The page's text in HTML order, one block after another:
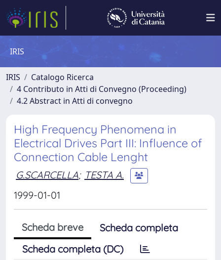
IRIS
IRIS
Catalogo Ricerca
4 Contributo in Atti di Convegno (Proceeding)
4.2 Abstract in Atti di convegno
High Frequency Phenomena in
Electrical Drives Part III: Influence of
Connection Cable Lenght
G.SCARCELLA; TESTA A.
1999-01-01
Scheda breve
Scheda completa
Scheda completa (DC)